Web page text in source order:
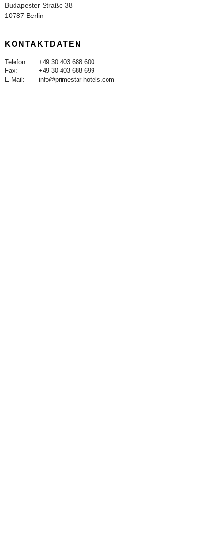
Budapester Straße 38
10787 Berlin
KONTAKTDATEN
Telefon:
+49 30 403 688 600
Fax:
+49 30 403 688 699
E-Mail:
info@primestar-hotels.com